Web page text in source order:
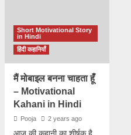
Short Motivational Story
in Hindi
हिंदी कहानियाँ
मैं मोबाइल बनना चाहता हूंँ
– Motivational
Kahani in Hindi
Pooja 2 years ago